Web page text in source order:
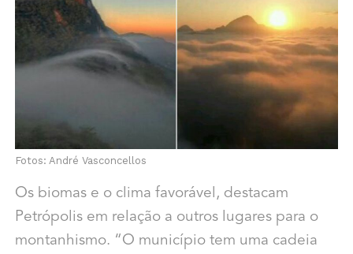
Fotos: André Vasconcellos
Os biomas e o clima favorável, destacam
Petrópolis em relação a outros lugares para o
montanhismo. “O município tem uma cadeia